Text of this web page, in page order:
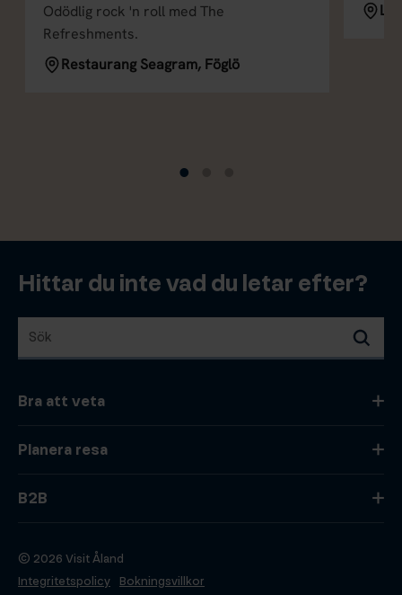
Odödlig rock 'n roll med The
Refreshments.
Restaurang Seagram, Föglö
Hittar du inte vad du letar efter?
Sök
Bra att veta
Planera resa
B2B
© 2026 Visit Åland
Integritetspolicy
Bokningsvillkor